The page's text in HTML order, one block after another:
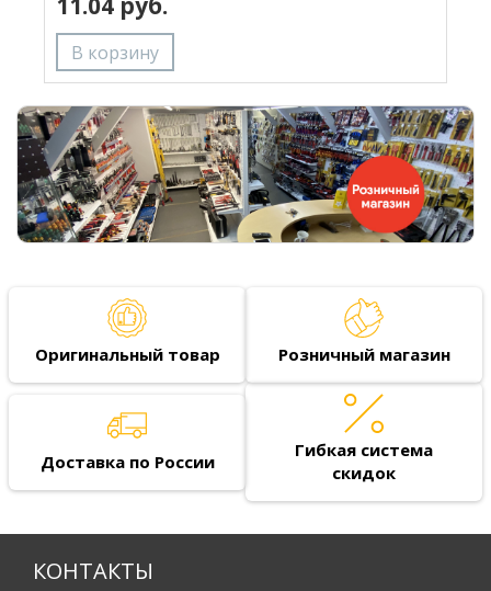
Оригинальный товар Розничный магазин
Доставка по России
Гибкая система
скидок
КОНТАКТЫ